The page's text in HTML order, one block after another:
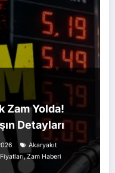
Zam Yolda!
Detayları
Akaryakıt
,Zam Haberi